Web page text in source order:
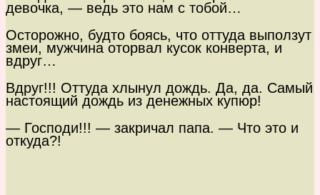
девочка, — ведь это нам с тобой…
Осторожно, будто боясь, что оттуда выползут
змеи, мужчина оторвал кусок конверта, и
вдруг…
Вдруг!!! Оттуда хлынул дождь. Да, да. Самый
настоящий дождь из денежных купюр!
— Господи!!! — закричал папа. — Что это и
откуда?!